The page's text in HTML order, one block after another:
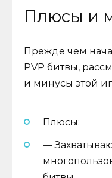
Плюсы и
Прежде чем
PVP битвы,
и минусы этой
Плюсы:
—